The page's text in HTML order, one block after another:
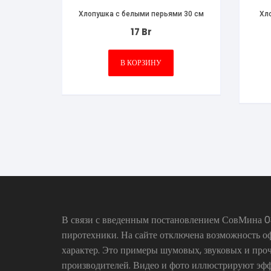
Хлопушка c белыми перьями 30 см
17 Br
В КОРЗИНУ
В связи с введенным постановлением СовМина
пиротехники. На сайте отключена возможность
характер. Это примеры шумовых, звуковых и
производителей. Видео и фото иллюстрируют